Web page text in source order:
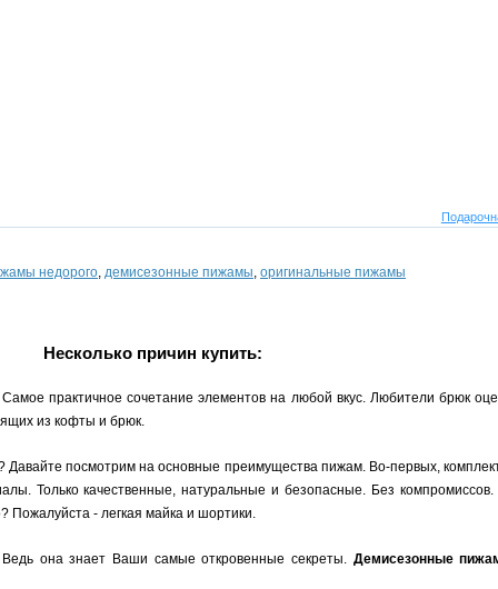
недорого, демисезонные пижамы, оригинальные пижамы
Несколько причин купить:
практичное сочетание элементов на любой вкус. Любители брюк
из кофты и брюк.
Давайте посмотрим на основные преимущества пижам. Во-первых,
Только качественные, натуральные и безопасные. Без
- легкая майка и шортики.
она знает Ваши самые откровенные секреты. Демисезонные